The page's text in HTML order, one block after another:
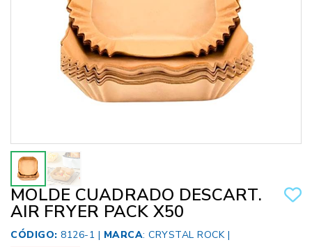
MOLDE CUADRADO DESCART.
AIR FRYER PACK X50
CÓDIGO: 8126-1 | MARCA: CRYSTAL ROCK|